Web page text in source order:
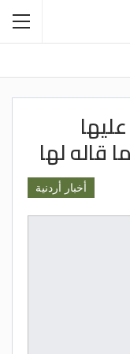
قاله لها
أخبار أردنية